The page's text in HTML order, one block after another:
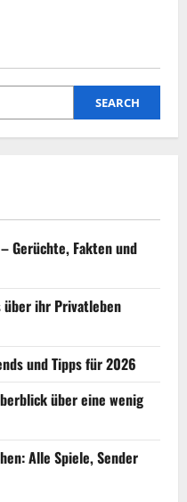
SEARCH
Gerüchte, Fakten und
über ihr Privatleben
und Tipps für 2026
über eine wenig
Alle Spiele, Sender